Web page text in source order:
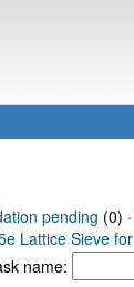
pending (0) ·
Lattice Sieve
name: